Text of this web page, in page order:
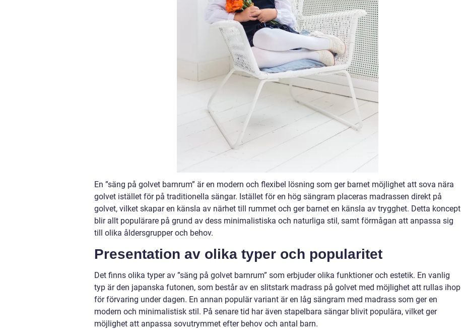
En ”säng på golvet barnrum” är en modern och flexibel lösning som ger barnet möjlighet att sova nära
golvet istället för på traditionella sängar. Istället för en hög sängram placeras madrassen direkt på
golvet, vilket skapar en känsla av närhet till rummet och ger barnet en känsla av trygghet. Detta koncept
blir allt populärare på grund av dess minimalistiska och naturliga stil, samt förmågan att anpassa sig
till olika åldersgrupper och behov.
Presentation av olika typer och popularitet
Det finns olika typer av ”säng på golvet barnrum” som erbjuder olika funktioner och estetik. En vanlig
typ är den japanska futonen, som består av en slitstark madrass på golvet med möjlighet att rullas ihop
för förvaring under dagen. En annan populär variant är en låg sängram med madrass som ger en
modern och minimalistisk stil. På senare tid har även stapelbara sängar blivit populära, vilket ger
möjlighet att anpassa sovutrymmet efter behov och antal barn.